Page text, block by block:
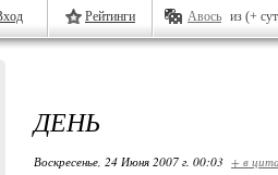
Рейтинги Авось из (+
ДЕНЬ
Воскресенье, 24 Июня 2007 г. 00:03 + в